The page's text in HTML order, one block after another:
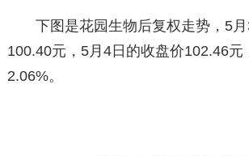
下图是花园生物后复权走势，5
100.40元，5月4日的收盘价102.46元
2.06%。